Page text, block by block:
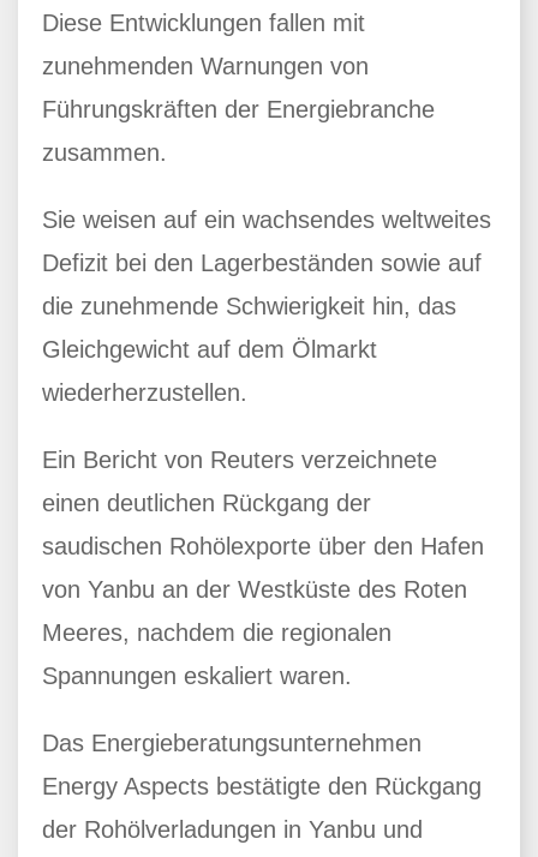
Diese Entwicklungen fallen mit
zunehmenden Warnungen von
Führungskräften der Energiebranche
zusammen.
Sie weisen auf ein wachsendes weltweites
Defizit bei den Lagerbeständen sowie auf
die zunehmende Schwierigkeit hin, das
Gleichgewicht auf dem Ölmarkt
wiederherzustellen.
Ein Bericht von Reuters verzeichnete
einen deutlichen Rückgang der
saudischen Rohölexporte über den Hafen
von Yanbu an der Westküste des Roten
Meeres, nachdem die regionalen
Spannungen eskaliert waren.
Das Energieberatungsunternehmen
Energy Aspects bestätigte den Rückgang
der Rohölverladungen in Yanbu und